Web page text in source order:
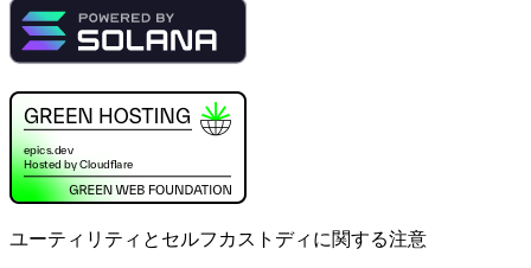
ユーティリティとセルフカストディに関する注意